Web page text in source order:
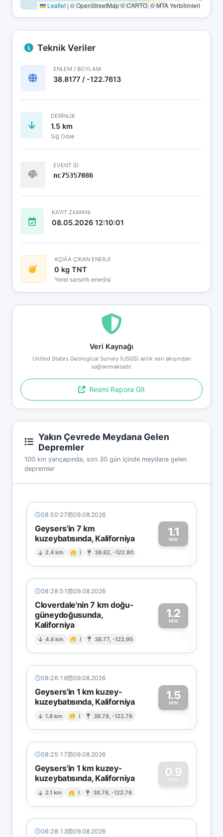
Leaflet | © OpenStreetMap © CARTO, © MTA Yerbilimleri
Teknik Veriler
ENLEM / BOYLAM
38.8177 / -122.7613
DERINLIK
1.5 km
Sığ Odak
EVENT ID
nc75357086
KAYIT ZAMANI
08.05.2026 12:10:01
AÇIÄA ÇIKAN ENERJİ
0 kg TNT
Yerel sarsıntı enerjisi
Veri Kaynağı
United States Geological Survey (USGS) anlık veri akışından
sağlanmaktadır.
Resmi Rapora Git
Yakın Çevrede Meydana Gelen
Depremler
100 km yarıçapında, son 30 gün içinde meydana gelen
depremler
08:50:27 09.08.2026
Geysers'in 7 km
kuzeybatısında, Kaliforniya
2.4 km I 38.82, -122.80
1.1
MW1
08:28:51 09.08.2026
Cloverdale'nin 7 km doğu-
güneydoğusunda,
Kaliforniya
4.4 km I 38.77, -122.95
1.2
MW
1
08:26:19 09.08.2026
Geysers'in 1 km kuzey-
kuzeybatısında, Kaliforniya
1.8 km I 38.78, -122.76
1.5
MW1
08:25:17 09.08.2026
Geysers'in 1 km kuzey-
kuzeybatısında, Kaliforniya
2.1 km I 38.78, -122.76
0.9
MW
0
06:28:13 09.08.2026